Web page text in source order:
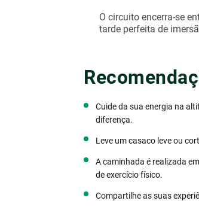
O circuito encerra-se
tarde perfeita de
Cuide da sua energia na
diferença.
Leve um casaco leve ou
A caminhada é realizada
de exercício físico.
Compartilhe as suas